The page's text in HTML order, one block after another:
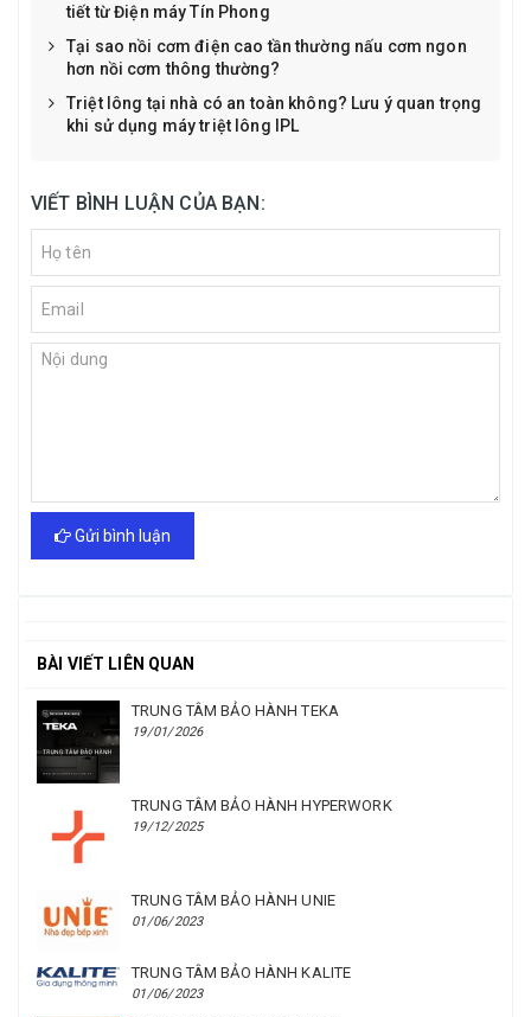
tiết từ Điện máy Tín Phong
Tại sao nồi cơm điện cao tần thường nấu cơm ngon
hơn nồi cơm thông thường?
Triệt lông tại nhà có an toàn không? Lưu ý quan trọng
khi sử dụng máy triệt lông IPL
VIẾT BÌNH LUẬN CỦA BẠN:
Gửi bình luận
BÀI VIẾT LIÊN QUAN
TRUNG TÂM BẢO HÀNH TEKA
19/01/2026
TRUNG TÂM BẢO HÀNH HYPERWORK
19/12/2025
TRUNG TÂM BẢO HÀNH UNIE
01/06/2023
TRUNG TÂM BẢO HÀNH KALITE
01/06/2023